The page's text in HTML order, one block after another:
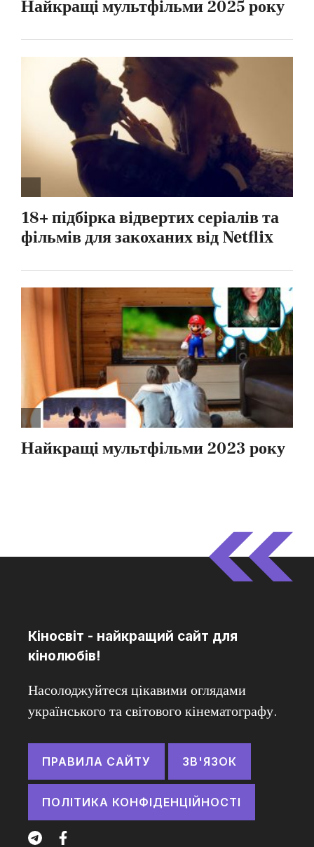
Кіносвіт - найкращий сайт для
кінолюбів!
Насолоджуйтеся цікавими оглядами
українського та світового кінематографу.
ПРАВИЛА САЙТУ ЗВ'ЯЗОК
ПОЛІТИКА КОНФІДЕНЦІЙНОСТІ